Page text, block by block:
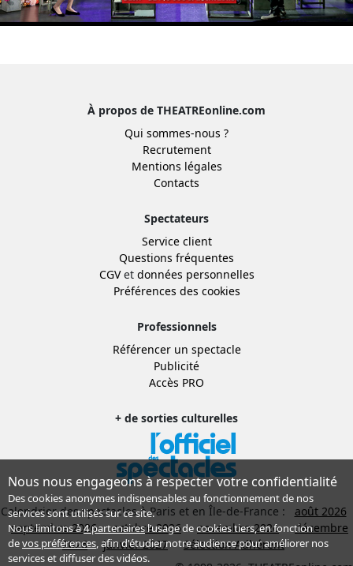
À propos de THEATREonline.com
Qui sommes-nous ?
Recrutement
Mentions légales
Contacts
Spectateurs
Service client
Questions fréquentes
CGVet données personnelles
Préférences des cookies
Professionnels
Référencer un spectacle
Publicité
Accès PRO
+ de sorties culturelles
Calendrier des spectacles à Paris et en Île-de-France :
août 2026
septembre 2026
octobre 2026 novembre 2026
décembre
2026
janvier 2027
Sélection Adhérent
Nous nous engageons à respecter votre confidentialité
Des cookies anonymes indispensables au fonctionnement de nos
services sont utilisés sur ce site.
Nous limitons à4 partenairesl’usage de cookies tiers, en fonction
devos préférences, afin d'étudier notre audience pour améliorer nos
services et diffuser des vidéos.